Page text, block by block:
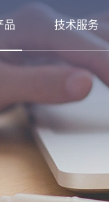
品 技术服务